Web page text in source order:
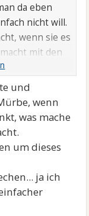
da eben
nicht will.
wenn sie es
mit den
und
wenn
was mache
um dieses
ja ich